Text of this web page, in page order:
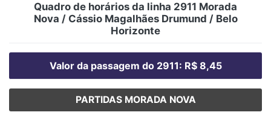
Quadro de horários da linha 2911 Morada
Nova / Cássio Magalhães Drumund / Belo
Horizonte
Valor da passagem do 2911: R$ 8,45
PARTIDAS MORADA NOVA